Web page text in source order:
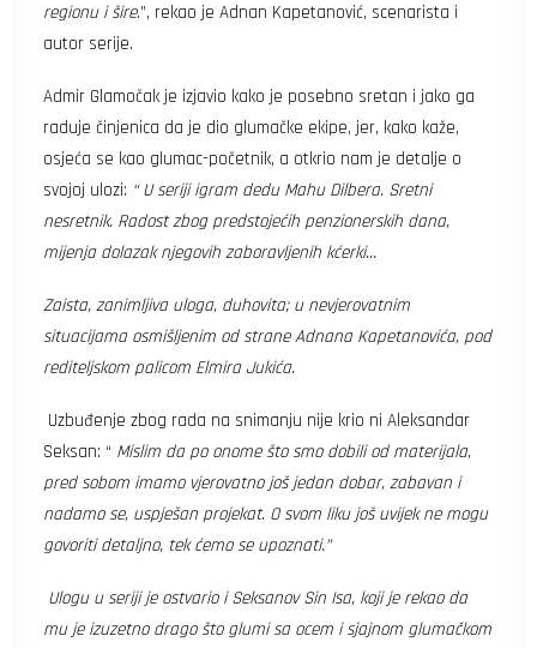
regionu i šire.”, rekao je Adnan Kapetanović, scenarista i
autor serije.
Admir Glamočak je izjavio kako je posebno sretan i jako ga
raduje činjenica da je dio glumačke ekipe, jer, kako kaže,
osjeća se kao glumac-početnik, a otkrio nam je detalje o
svojoj ulozi: “ U seriji igram dedu Mahu Dilbera. Sretni
nesretnik. Radost zbog predstojećih penzionerskih dana,
mijenja dolazak njegovih zaboravljenih kćerki…
Zaista, zanimljiva uloga, duhovita; u nevjerovatnim
situacijama osmišljenim od strane Adnana Kapetanovića, pod
rediteljskom palicom Elmira Jukića.
Uzbuđenje zbog rada na snimanju nije krio ni Aleksandar
Seksan: “ Mislim da po onome što smo dobili od materijala,
pred sobom imamo vjerovatno još jedan dobar, zabavan i
nadamo se, uspješan projekat. O svom liku još uvijek ne mogu
govoriti detaljno, tek ćemo se upoznati.”
Ulogu u seriji je ostvario i Seksanov Sin Isa, koji je rekao da
mu je izuzetno drago što glumi sa ocem i sjajnom glumačkom